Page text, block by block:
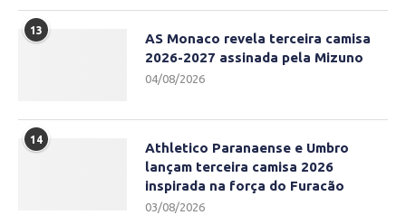
13
AS Monaco revela terceira camisa
2026-2027 assinada pela Mizuno
04/08/2026
14
Athletico Paranaense e Umbro
lançam terceira camisa 2026
inspirada na força do Furacão
03/08/2026